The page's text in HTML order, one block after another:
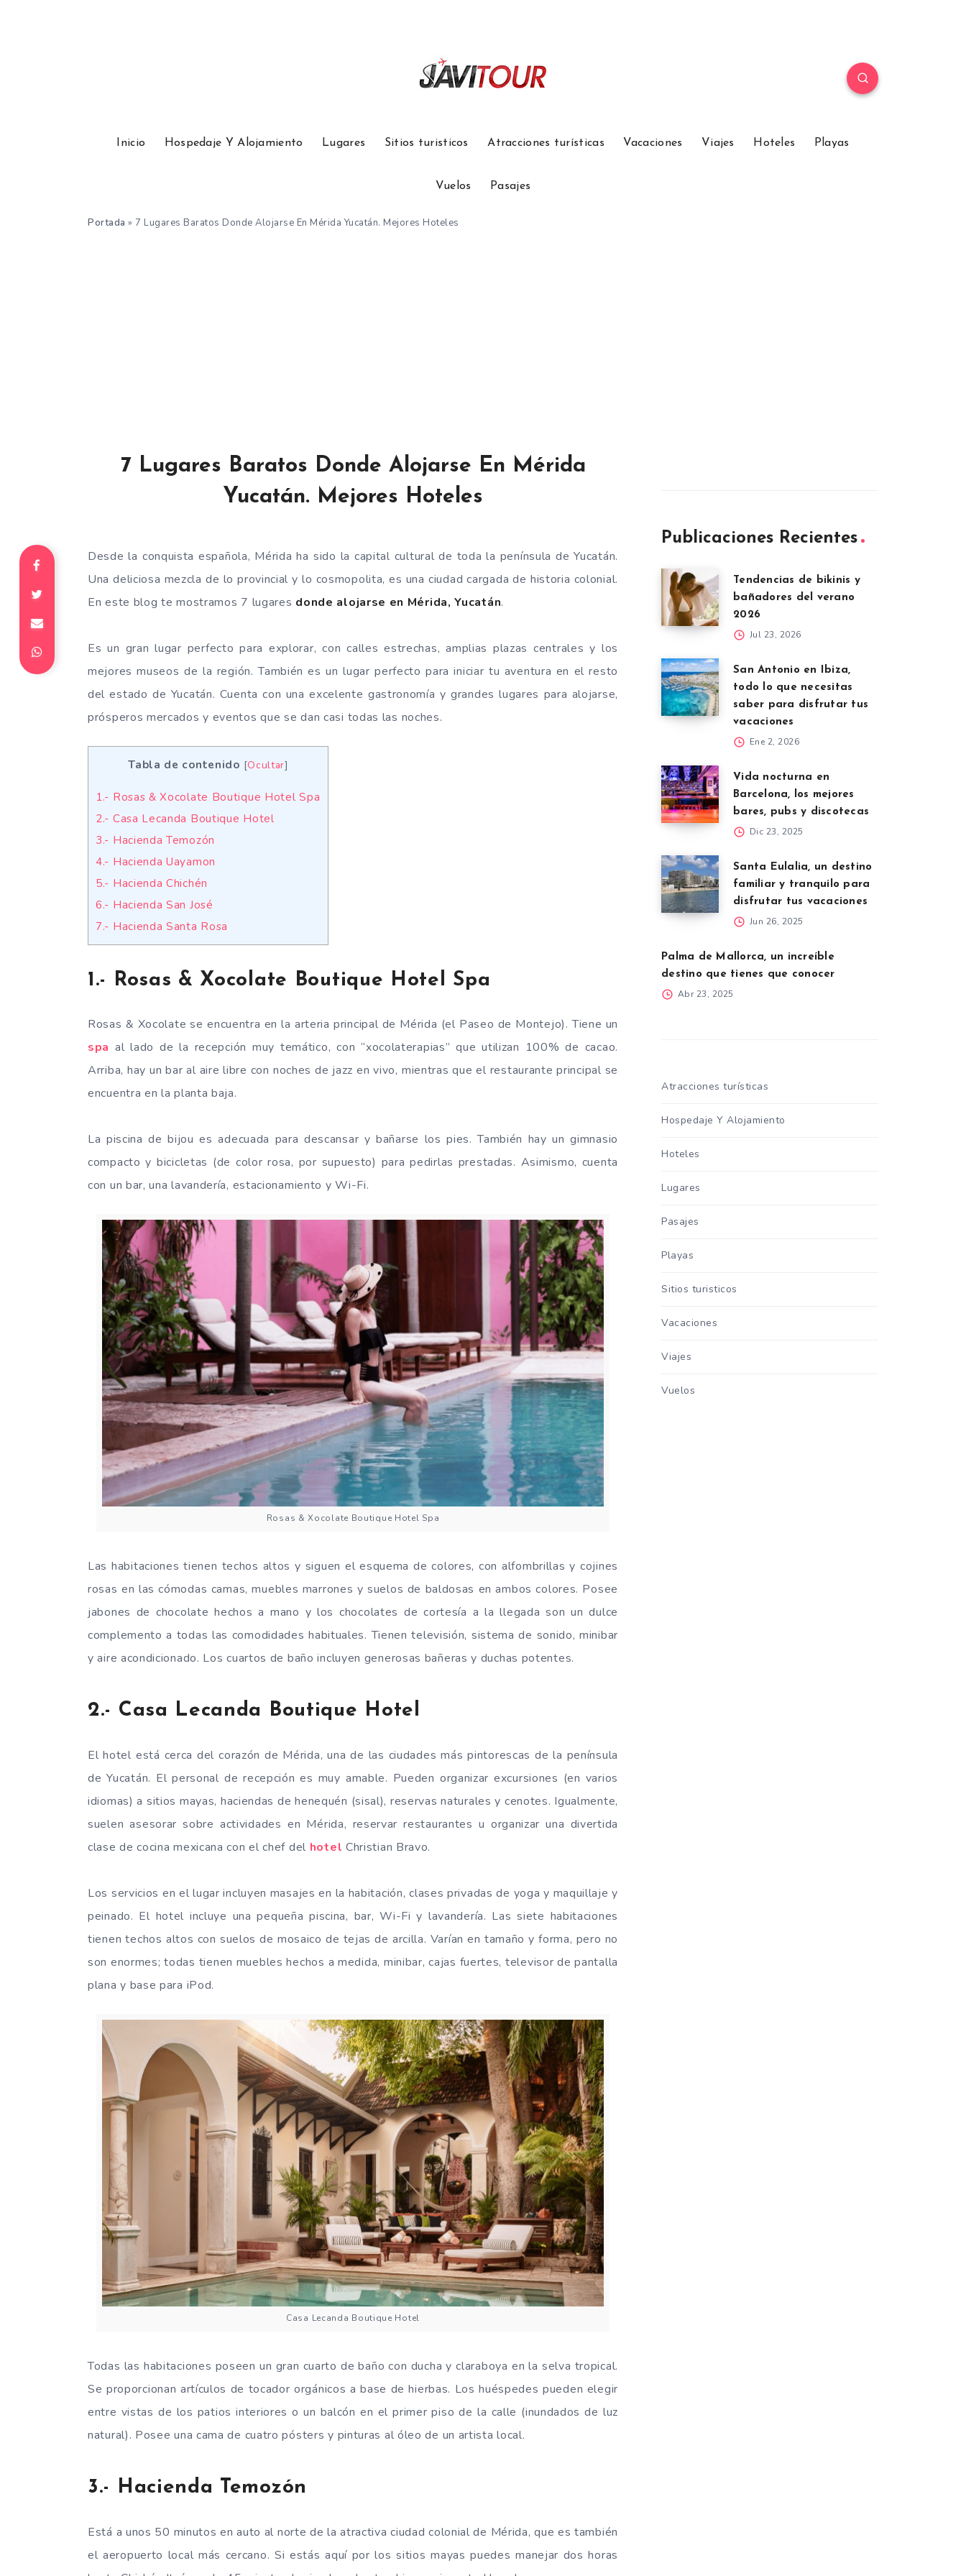
Inicio Hospedaje Y Alojamiento Lugares Sitios turisticos Atracciones turísticas Vacaciones Viajes Hoteles Playas
Vuelos Pasajes
Portada » 7 Lugares Baratos Donde Alojarse En Mérida Yucatán. Mejores Hoteles
7 Lugares Baratos Donde Alojarse En Mérida
Yucatán. Mejores Hoteles
Desde la conquista española, Mérida ha sido la capital cultural de toda la península de Yucatán.
Una deliciosa mezcla de lo provincial y lo cosmopolita, es una ciudad cargada de historia colonial.
En este blog te mostramos 7 lugares donde alojarse en Mérida, Yucatán.
Es un gran lugar perfecto para explorar, con calles estrechas, amplias plazas centrales y los
mejores museos de la región. También es un lugar perfecto para iniciar tu aventura en el resto
del estado de Yucatán. Cuenta con una excelente gastronomía y grandes lugares para alojarse,
prósperos mercados y eventos que se dan casi todas las noches.
Tabla de contenido [Ocultar]
1.- Rosas & Xocolate Boutique Hotel Spa
2.- Casa Lecanda Boutique Hotel
3.- Hacienda Temozón
4.- Hacienda Uayamon
5.- Hacienda Chichén
6.- Hacienda San José
7.- Hacienda Santa Rosa
1.- Rosas & Xocolate Boutique Hotel Spa
Rosas & Xocolate se encuentra en la arteria principal de Mérida (el Paseo de Montejo). Tiene un
spa al lado de la recepción muy temático, con “xocolaterapias” que utilizan 100% de cacao.
Arriba, hay un bar al aire libre con noches de jazz en vivo, mientras que el restaurante principal se
encuentra en la planta baja.
La piscina de bijou es adecuada para descansar y bañarse los pies. También hay un gimnasio
compacto y bicicletas (de color rosa, por supuesto) para pedirlas prestadas. Asimismo, cuenta
con un bar, una lavandería, estacionamiento y Wi-Fi.
Rosas & Xocolate Boutique Hotel Spa
Las habitaciones tienen techos altos y siguen el esquema de colores, con alfombrillas y cojines
rosas en las cómodas camas, muebles marrones y suelos de baldosas en ambos colores. Posee
jabones de chocolate hechos a mano y los chocolates de cortesía a la llegada son un dulce
complemento a todas las comodidades habituales. Tienen televisión, sistema de sonido, minibar
y aire acondicionado. Los cuartos de baño incluyen generosas bañeras y duchas potentes.
2.- Casa Lecanda Boutique Hotel
El hotel está cerca del corazón de Mérida, una de las ciudades más pintorescas de la península
de Yucatán. El personal de recepción es muy amable. Pueden organizar excursiones (en varios
idiomas) a sitios mayas, haciendas de henequén (sisal), reservas naturales y cenotes. Igualmente,
suelen asesorar sobre actividades en Mérida, reservar restaurantes u organizar una divertida
clase de cocina mexicana con el chef del hotel Christian Bravo.
Los servicios en el lugar incluyen masajes en la habitación, clases privadas de yoga y maquillaje y
peinado. El hotel incluye una pequeña piscina, bar, Wi-Fi y lavandería. Las siete habitaciones
tienen techos altos con suelos de mosaico de tejas de arcilla. Varían en tamaño y forma, pero no
son enormes; todas tienen muebles hechos a medida, minibar, cajas fuertes, televisor de pantalla
plana y base para iPod.
Casa Lecanda Boutique Hotel
Todas las habitaciones poseen un gran cuarto de baño con ducha y claraboya en la selva tropical.
Se proporcionan artículos de tocador orgánicos a base de hierbas. Los huéspedes pueden elegir
entre vistas de los patios interiores o un balcón en el primer piso de la calle (inundados de luz
natural). Posee una cama de cuatro pósters y pinturas al óleo de un artista local.
3.- Hacienda Temozón
Está a unos 50 minutos en auto al norte de la atractiva ciudad colonial de Mérida, que es también
el aeropuerto local más cercano. Si estás aquí por los sitios mayas puedes manejar dos horas
Publicaciones Recientes
Tendencias de bikinis y
bañadores del verano
2026
Jul 23, 2026
San Antonio en Ibiza,
todo lo que necesitas
saber para disfrutar tus
vacaciones
Ene 2, 2026
Vida nocturna en
Barcelona, los mejores
bares, pubs y discotecas
Dic 23, 2025
Santa Eulalia, un destino
familiar y tranquilo para
disfrutar tus vacaciones
Jun 26, 2025
Palma de Mallorca, un increíble
destino que tienes que conocer
Abr 23, 2025
Atracciones turísticas
Hospedaje Y Alojamiento
Hoteles
Lugares
Pasajes
Playas
Sitios turisticos
Vacaciones
Viajes
Vuelos